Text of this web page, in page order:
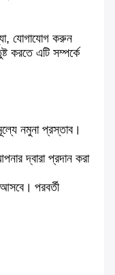
যোগাযোগ করুন
করতে এটি সম্পর্কে
নমুনা প্রস্তাব।
দ্বারা প্রদান করা
আসবে। পরবর্তী